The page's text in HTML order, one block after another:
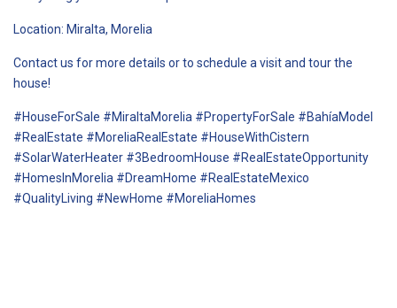
Location: Miralta, Morelia
Contact us for more details or to schedule a visit and tour the
house!
#HouseForSale #MiraltaMorelia #PropertyForSale #BahíaModel
#RealEstate #MoreliaRealEstate #HouseWithCistern
#SolarWaterHeater #3BedroomHouse #RealEstateOpportunity
#HomesInMorelia #DreamHome #RealEstateMexico
#QualityLiving #NewHome #MoreliaHomes